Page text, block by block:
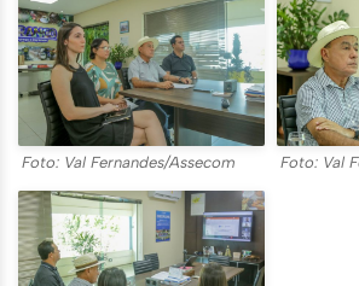
Foto: Val Fernandes/Assecom Foto: Val